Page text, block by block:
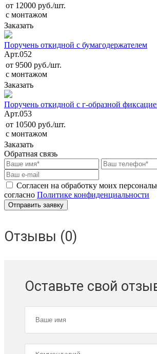
от 12000 руб./шт.
с монтажом
Заказать
Поручень откидной с бумагодержателем
Арт.052
от 9500 руб./шт.
с монтажом
Заказать
Поручень откидной с г-образной
Арт.053
от 10500 руб./шт.
с монтажом
Заказать
Обратная связь
Согласен на обработку моих
согласно Политике конфиденциальности
Отзывы (0)
Оставьте свой